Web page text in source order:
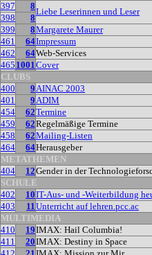
397
8
Liebe Leserinnen und Leser
398
8
399
8Margarete Maurer
461
64Impressum
462
64Web-Services
465 1001Cover
CLUBS
400
9AINAC 2003
401
9ADIM
454
62Termine
459
62Regelmäßige Termine
458
62Mailing-Listen
464
64Herausgeber
METATHEMEN
404
12Gender in der
SCHULE
402
10IT-Aus- und -Weiterbildung
403
11Unterricht auf lehren.pcc.ac
MULTIMEDIA
410
19IMAX: Hail Columbia!
411
20IMAX: Destiny in Space